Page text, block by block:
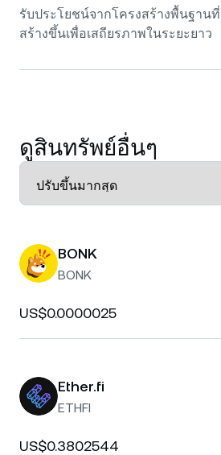
รับประโยชน์จากโครงสร้างพื้นฐาน
สร้างขึ้นเพื่อเสถียรภาพในระยะยาว
ดูสินทรัพย์อื่นๆ
BONK
BONK
US$0.0000025
Ether.fi
ETHFI
US$0.3802544